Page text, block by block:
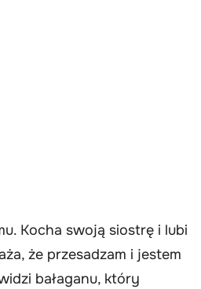
Kocha swoją siostrę i lubi
że przesadzam i jestem
bałaganu, który